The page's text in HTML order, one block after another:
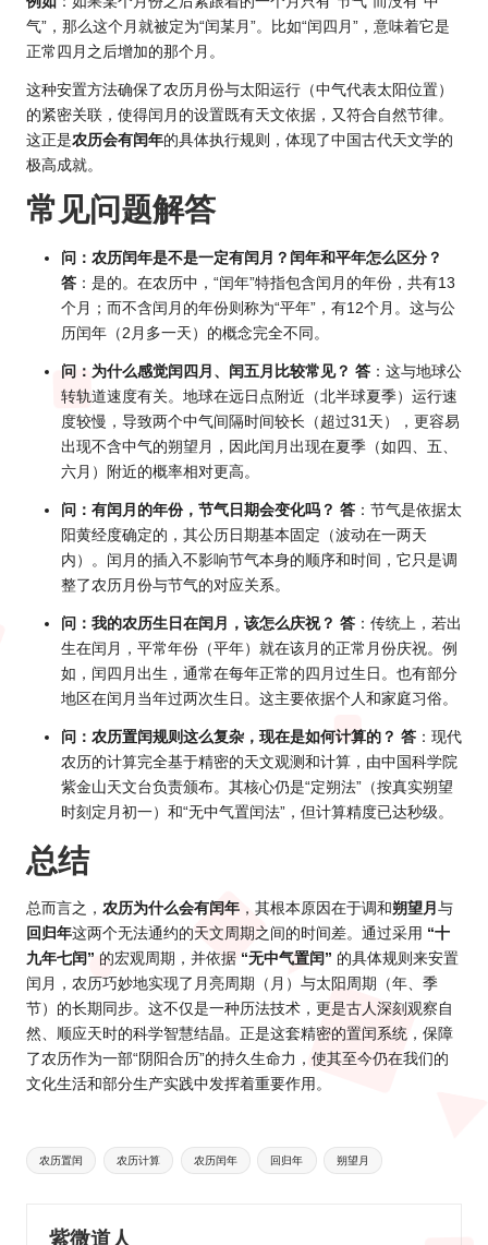
气”，那么这个月就被定为“闰某月”。比如“闰四月”，意味着它是
正常四月之后增加的那个月。
这种安置方法确保了农历月份与太阳运行（中气代表太阳位置）
的紧密关联，使得闰月的设置既有天文依据，又符合自然节律。
这正是农历会有闰年的具体执行规则，体现了中国古代天文学的
极高成就。
常见问题解答
问：农历闰年是不是一定有闰月？闰年和平年怎么区分？
答 ：是的。在农历中，“闰年”特指包含闰月的年份，共有13
个月；而不含闰月的年份则称为“平年”，有12个月。这与公
历闰年（2月多一天）的概念完全不同。
问：为什么感觉闰四月、闰五月比较常见？ 答 ：这与地球公
转轨道速度有关。地球在远日点附近（北半球夏季）运行速
度较慢，导致两个中气间隔时间较长（超过31天），更容易
出现不含中气的朔望月，因此闰月出现在夏季（如四、五、
六月）附近的概率相对更高。
问：有闰月的年份，节气日期会变化吗？ 答 ：节气是依据太
阳黄经度确定的，其公历日期基本固定（波动在一两天
内）。闰月的插入不影响节气本身的顺序和时间，它只是调
整了农历月份与节气的对应关系。
问：我的农历生日在闰月，该怎么庆祝？ 答 ：传统上，若出
生在闰月，平常年份（平年）就在该月的正常月份庆祝。例
如，闰四月出生，通常在每年正常的四月过生日。也有部分
地区在闰月当年过两次生日。这主要依据个人和家庭习俗。
问：农历置闰规则这么复杂，现在是如何计算的？ 答 ：现代
农历的计算完全基于精密的天文观测和计算，由中国科学院
紫金山天文台负责颁布。其核心仍是“定朔法”（按真实朔望
时刻定月初一）和“无中气置闰法”，但计算精度已达秒级。
总结
总而言之， 农历为什么会有闰年 ，其根本原因在于调和朔望月 与
回归年这两个无法通约的天文周期之间的时间差。通过采用 “十
九年七闰” 的宏观周期，并依据 “无中气置闰” 的具体规则来安置
闰月，农历巧妙地实现了月亮周期（月）与太阳周期（年、季
节）的长期同步。这不仅是一种历法技术，更是古人深刻观察自
然、顺应天时的科学智慧结晶。正是这套精密的置闰系统，保障
了农历作为一部“阴阳合历”的持久生命力，使其至今仍在我们的
文化生活和部分生产实践中发挥着重要作用。
Tags:
农历置闰 农历计算 农历闰年 回归年 朔望月
紫微道人